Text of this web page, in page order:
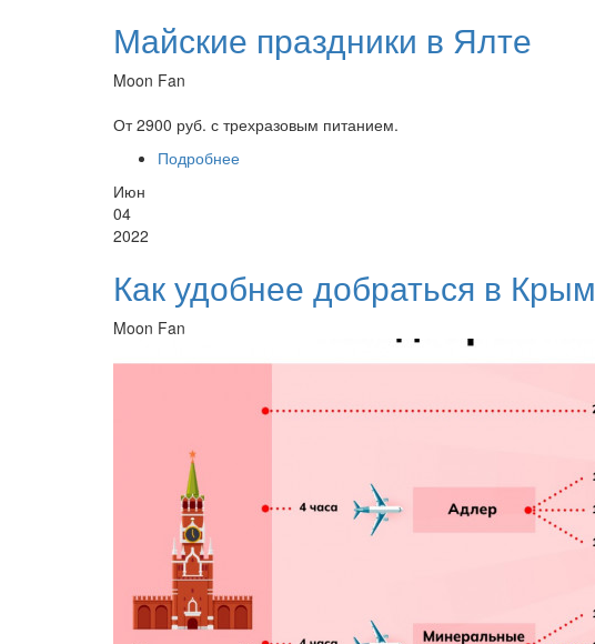
Майские праздники в Ялте
Moon Fan
От 2900 руб. с трехразовым питанием.
Подробнее
Июн
04
2022
Как удобнее добраться в Крым
Moon Fan